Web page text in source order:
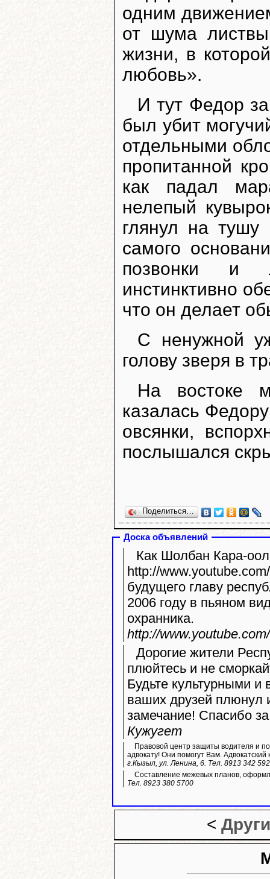
одним
от шума
жизни, в
любовь».
И тут Федор
был убит
отдельными
пропитанной
как падал
нелепый
глянул на тушу
самого
позвонки и
инстинктивно
что он делает
С ненужной
голову зверя в
На востоке
казалась
овсянки,
послышался
Поделиться…
Доска объявлений
Как Шолбан Кара-
http://www.youtube.com/
будущего главу
2006 году в пьяном
охранника.
http://
Дорогие жители
плюйтесь и не
Будьте культурными и
ваших друзей плюнул
замечание! Спасибо
Кужугет
Правовой центр защиты водителя и
адвокату! Они помогут Вам. Адвокатский
г.Кызыл, ул. Ленина, 6. Тел. 8913 342
Составление межевых планов,
Тел. 8923 380 5700
<